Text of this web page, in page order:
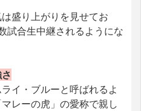
盛り上がりを見せてお
試合生中継されるようにな
イ・ブルーと呼ばれるよ
レーの虎」の愛称で親し